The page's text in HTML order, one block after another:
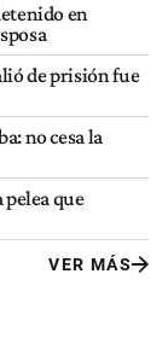
en
de prisión fue
no cesa la
pelea que
VER MÁS